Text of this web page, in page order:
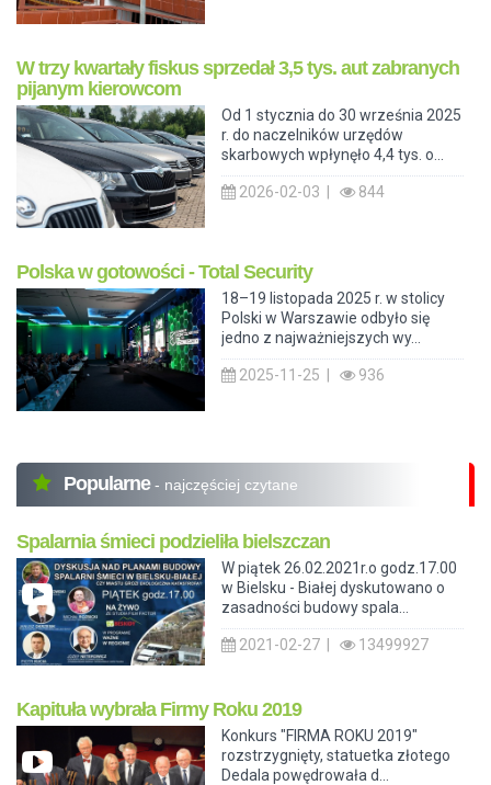
W trzy kwartały fiskus sprzedał 3,5 tys. aut zabranych
pijanym kierowcom
Od 1 stycznia do 30 września 2025
r. do naczelników urzędów
skarbowych wpłynęło 4,4 tys. o...
2026-02-03 | 844
Polska w gotowości - Total Security
18–19 listopada 2025 r. w stolicy
Polski w Warszawie odbyło się
jedno z najważniejszych wy...
2025-11-25 | 936
Popularne - najczęściej czytane
Spalarnia śmieci podzieliła bielszczan
W piątek 26.02.2021r.o godz.17.00
w Bielsku - Białej dyskutowano o
zasadności budowy spala...
2021-02-27 | 13499927
Kapituła wybrała Firmy Roku 2019
Konkurs "FIRMA ROKU 2019"
rozstrzygnięty, statuetka złotego
Dedala powędrowała d...